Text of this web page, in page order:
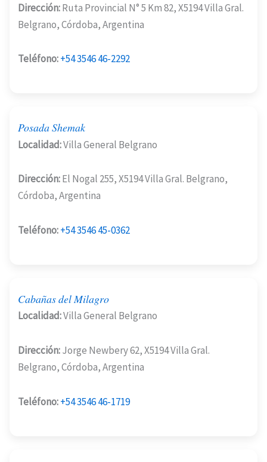
Dirección:Ruta Provincial N° 5 Km 82, X5194 Villa Gral.
Belgrano, Córdoba, Argentina
Teléfono:+54 3546 46-2292
Posada Shemak
Localidad:Villa General Belgrano
Dirección:El Nogal 255, X5194 Villa Gral. Belgrano,
Córdoba, Argentina
Teléfono:+54 3546 45-0362
Cabañas del Milagro
Localidad:Villa General Belgrano
Dirección:Jorge Newbery 62, X5194 Villa Gral.
Belgrano, Córdoba, Argentina
Teléfono:+54 3546 46-1719